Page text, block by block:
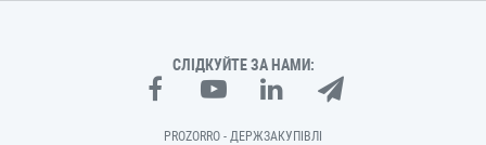
СЛІДКУЙТЕ ЗА НАМИ:
PROZORRO - ДЕРЖЗАКУПІВЛІ